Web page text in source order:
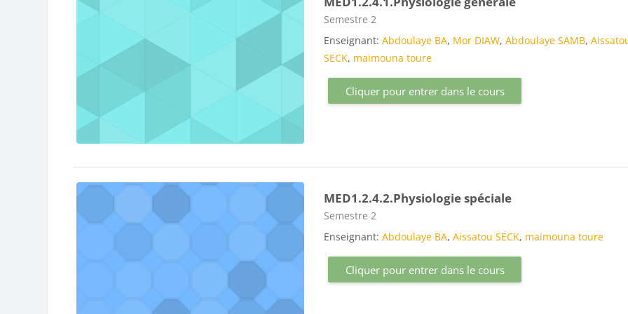
Catégorie de cours
Semestre 2
Enseignant:Abdoulaye BA, Mor DIAW,Abdoulaye SAMB,
SECK, maimouna toure
Cliquer pour entrer dans le cours
MED1.2.4.2.Physiologie spéciale
Catégorie de cours
Semestre 2
Enseignant:Abdoulaye BA,Aissatou SECK, maimouna toure
Cliquer pour entrer dans le cours